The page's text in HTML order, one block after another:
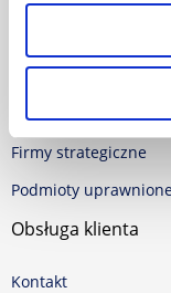
Dla samorządu
Dla konsumentów
Firmy strategiczne
Podmioty
Obsługa klienta
Kontakt